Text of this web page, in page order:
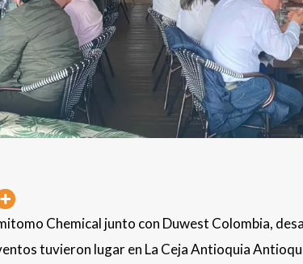
Chemical junto con Duwest Colombia,
tuvieron lugar en La Ceja Antioquia